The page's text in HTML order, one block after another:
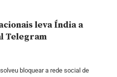
leva Índia a
Telegram
bloquear a rede social de